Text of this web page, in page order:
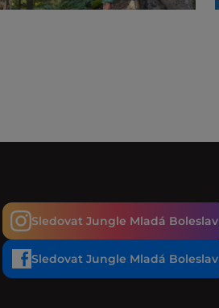
Sledovat Jungle Mladá Boleslav
Sledovat Jungle Mladá Boleslav